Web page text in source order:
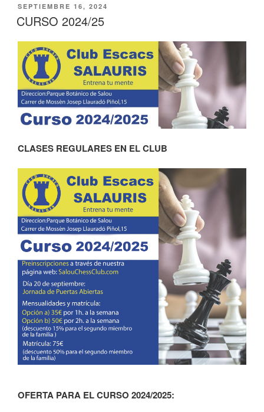
PUBLICADO
EL
SEPTIEMBRE 16, 2024
CURSO 2024/25
CLASES REGULARES EN EL CLUB
OFERTA PARA EL CURSO 2024/2025: